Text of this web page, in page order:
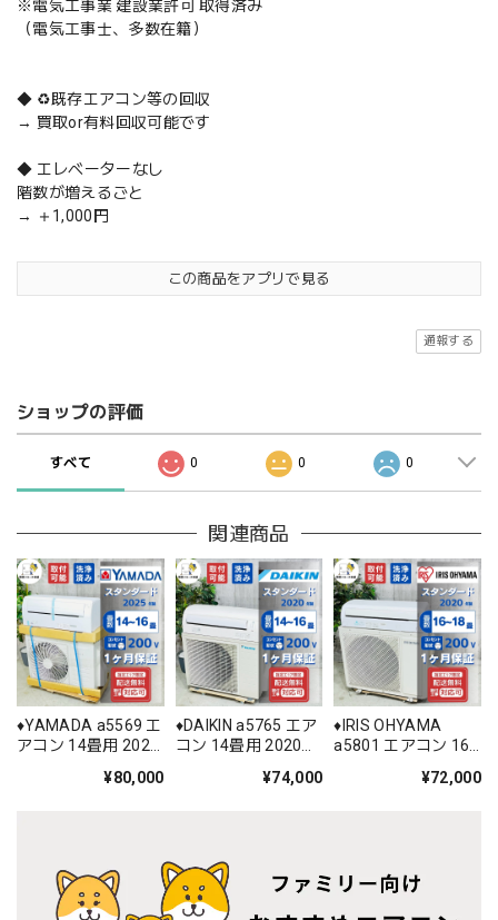
※電気工事業 建設業許可 取得済み
（電気工事士、多数在籍）
◆ ♻️既存エアコン等の回収
→ 買取or有料回収可能です
◆ エレベーターなし
階数が増えるごと
→ ＋1,000円
この商品をアプリで見る
通報する
ショップの評価
すべて 0 0 0
関連商品
♦️YAMADA a5569 エ
アコン 14畳用 2025
¥80,000
♦️DAIKIN a5765 エア
コン 14畳用 2020年
¥74,000
♦️IRIS OHYAMA
a5801 エアコン 16
¥72,000